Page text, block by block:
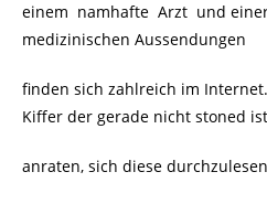
einem namhafte Arzt und
medizinischen Aussendungen
finden sich zahlreich im
Kiffer der gerade nicht stoned ist
anraten, sich diese